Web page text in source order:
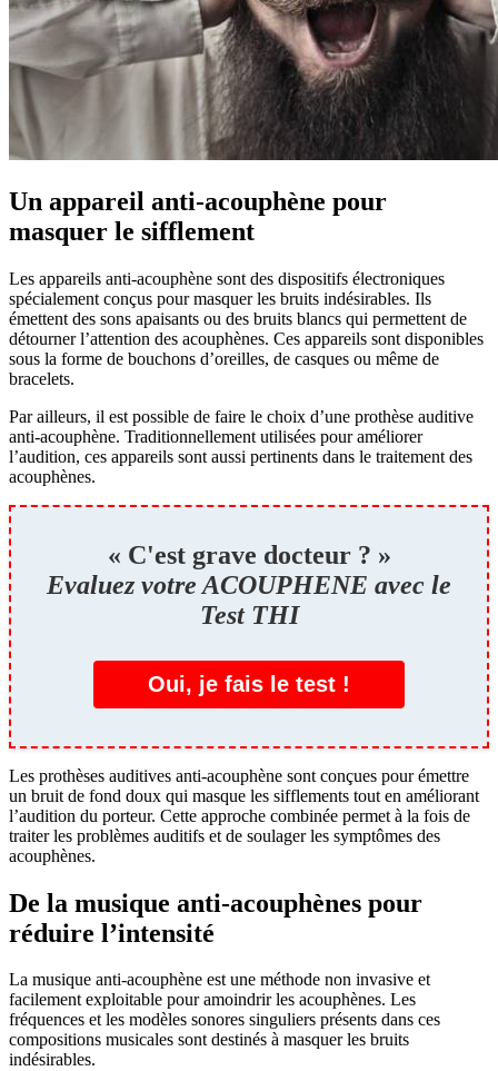
Un appareil anti-acouphène pour
masquer le sifflement
Les appareils anti-acouphène sont des dispositifs électroniques
spécialement conçus pour masquer les bruits indésirables. Ils
émettent des sons apaisants ou des bruits blancs qui permettent de
détourner l’attention des acouphènes. Ces appareils sont disponibles
sous la forme de bouchons d’oreilles, de casques ou même de
bracelets.
Par ailleurs, il est possible de faire le choix d’une prothèse auditive
anti-acouphène. Traditionnellement utilisées pour améliorer
l’audition, ces appareils sont aussi pertinents dans le traitement des
acouphènes.
« C'est grave docteur ? »
Evaluez votre ACOUPHENE avec le
Test THI
Oui, je fais le test !
Les prothèses auditives anti-acouphène sont conçues pour émettre
un bruit de fond doux qui masque les sifflements tout en améliorant
l’audition du porteur. Cette approche combinée permet à la fois de
traiter les problèmes auditifs et de soulager les symptômes des
acouphènes.
De la musique anti-acouphènes pour
réduire l’intensité
La musique anti-acouphène est une méthode non invasive et
facilement exploitable pour amoindrir les acouphènes. Les
fréquences et les modèles sonores singuliers présents dans ces
compositions musicales sont destinés à masquer les bruits
indésirables.